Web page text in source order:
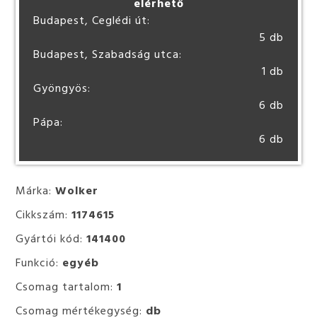
Márka:Wolker
Cikkszám:1174615
Gyártói kód:141400
Funkció: egyéb
Csomag tartalom:1
Csomag mértékegység: db
Budapest, Ceglédi út:
5 db
Budapest, Szabadság utca:
1 db
Gyöngyös:
6 db
Pápa:
6 db